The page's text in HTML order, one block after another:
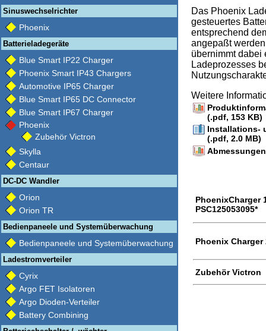
Sinuswechselrichter
Phoenix
Batterieladegeräte
Blue Smart IP22 Charger
Phoenix Smart IP43 Chargers
Automotive IP65 Charger
Blue Smart IP65 DC Connector
Blue Smart IP67 Charger
Phoenix
Zubehör Victron
Skylla
Centaur
DC-DC Wandler
Orion
Orion TR
Bedienpaneele und Systemüberwachung
Bedienpaneele und Systemüberwachung
Ladestromverteiler
Cyrix
Argo FET Isolatoren
Argo Dioden-Verteiler
Battery Combining
Das Phoenix
gesteuertes
entsprechend
angepaßt
übernimmt dabei
Ladeprozesses
Weitere
(.pdf, 153 KB)
Installations-
(.pdf, 2.0 MB)
PhoenixCharger
PSC125053095*
Phoenix Charger
Zubehör Victron